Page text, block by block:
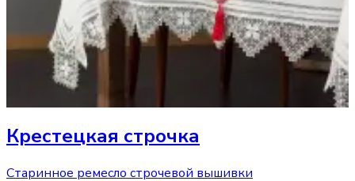
Крестецкая строчка
Старинное ремесло строчевой вышивки